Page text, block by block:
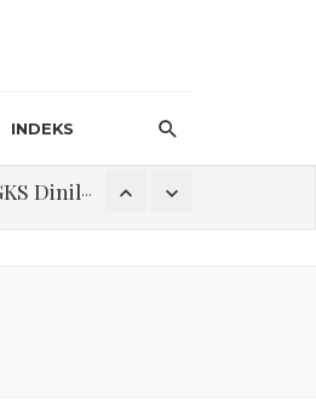
INDEKS
Rancu